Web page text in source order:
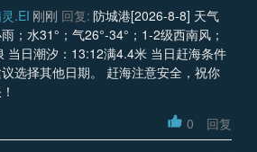
.EI 刚刚 回复: 防城港[2026-8-8] 天气
；水31°；气26°-34°；1-2级西南风；
当日潮汐：13:12满4.4米 当日赶海条件
选择其他日期。 赶海注意安全，祝你
0 回复